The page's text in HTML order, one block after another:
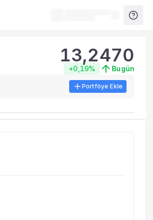
inceleyebilirsiniz.
13,2470
+0,19% Bugün
Portföye Ekle